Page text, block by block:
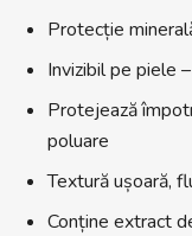
Protecție
Invizibil pe piele
Protejează
poluare
Textură ușoară,
Conține extract